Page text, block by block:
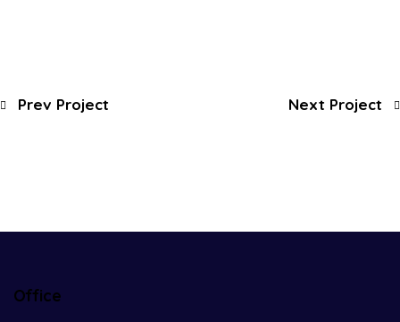
Prev Project Next Project
Office